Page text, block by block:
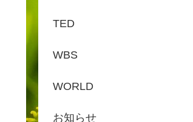
TED
WBS
WORLD
お知らせ